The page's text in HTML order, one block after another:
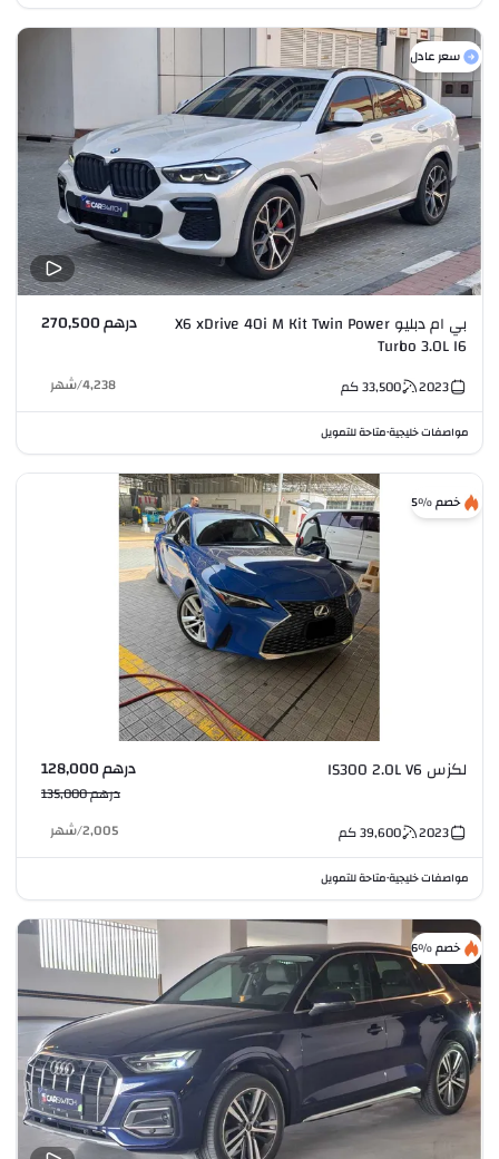
سعر عادل
بي ام دبليو X6 xDrive 40i M Kit Twin Power
Turbo 3.0L I6
درهم 270,500
2023
33,500كم 4,238
/شهر
مواصفات خليجية•متاحة للتمويل
خصم %5
لكزس IS300 2.0L V6 درهم 128,000
درهم 135,000
2023
39,600كم 2,005
/شهر
مواصفات خليجية•متاحة للتمويل
خصم %6